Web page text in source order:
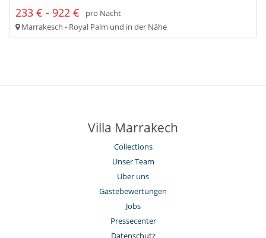
233 € - 922 €
pro Nacht
Marrakesch - Royal Palm und in der Nähe
Villa Marrakech
Collections
Unser Team
Über uns
Gästebewertungen
Jobs
Pressecenter
Datenschutz